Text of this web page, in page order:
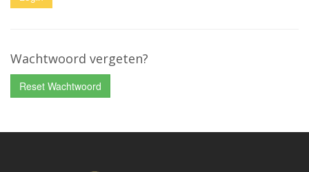
Wachtwoord vergeten?
Reset Wachtwoord